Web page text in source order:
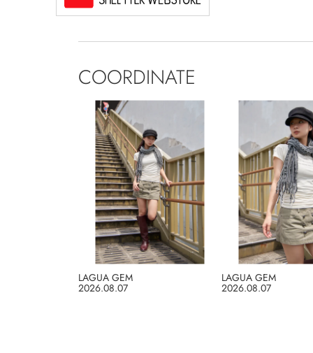
COORDINATE
2026.08.07
LAGUA GEM
2026.08.07
LAGUA GEM